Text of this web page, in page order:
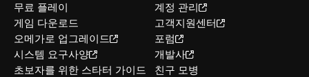
무료 플레이
게임 다운로드
오메가로 업그레이드
시스템 요구사양
초보자를 위한 스타터 가이드
계정 관리
고객지원센터
포럼
개발사
친구 모병